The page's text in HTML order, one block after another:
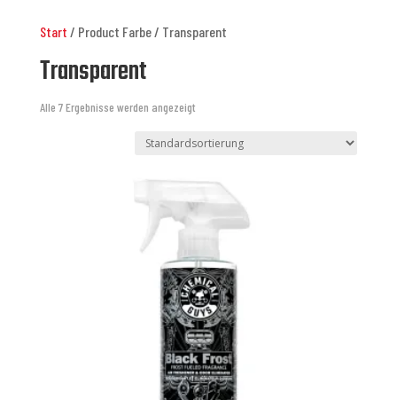
Start / Product Farbe / Transparent
Transparent
Alle 7 Ergebnisse werden angezeigt